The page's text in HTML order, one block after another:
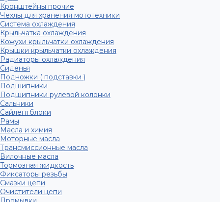
Кронштейны прочие
Чехлы для хранения мототехники
Система охлаждения
Крыльчатка охлаждения
Кожухи крыльчатки охлаждения
Крышки крыльчатки охлаждения
Радиаторы охлаждения
Сиденья
Подножки ( подставки )
Подшипники
Подшипники рулевой колонки
Сальники
Сайлентблоки
Рамы
Масла и химия
Моторные масла
Трансмиссионные масла
Вилочные масла
Тормозная жидкость
Фиксаторы резьбы
Смазки цепи
Очистители цепи